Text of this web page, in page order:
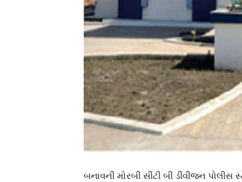
બનાવની મોરબી સીટી બી ડીવીજન